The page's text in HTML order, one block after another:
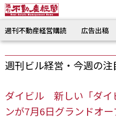
週刊不動産経営購読 広告出稿
週刊ビル経営・今週の注
ダイビル 新しい「ダイ
ンが7月6日グランドオー